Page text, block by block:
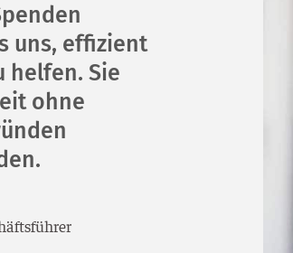
uns, effizient
helfen. Sie
ohne